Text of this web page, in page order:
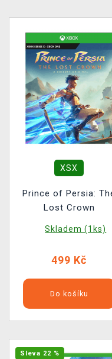
XSX
Prince of Persia:
Lost Crown
Skladem (1ks)
499 Kč
Do košíku
Sleva 22 %